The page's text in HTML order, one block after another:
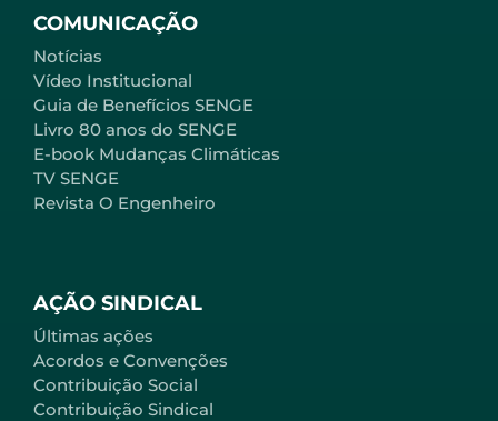
AÇÃO SINDICAL
Últimas ações
Acordos e Convenções
Contribuição Social
Contribuição Sindical
COMUNICAÇÃO
Notícias
Vídeo Institucional
Guia de Benefícios SENGE
Livro 80 anos do SENGE
E-book Mudanças Climáticas
TV SENGE
Revista O Engenheiro